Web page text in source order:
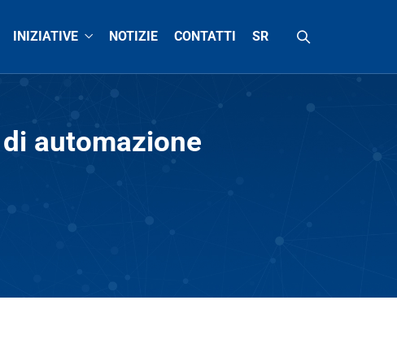
INIZIATIVE NOTIZIE CONTATTI SR
automazione